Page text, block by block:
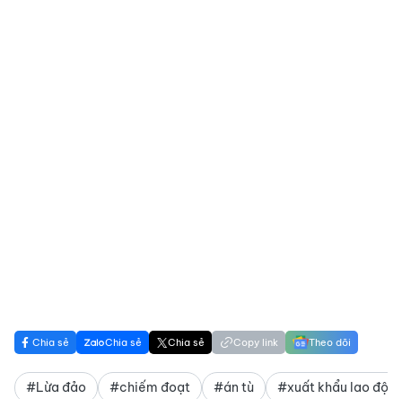
Chia sẻ Chia sẻ Chia sẻ Copy link Theo dõi
#Lừa đảo #chiếm đoạt #án tù #xuất khẩu lao